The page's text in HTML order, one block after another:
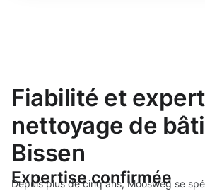
Fiabilité et
nettoyage de
Bissen
Expertise confirmée
Depuis plus de cinq ans, Moosweg se